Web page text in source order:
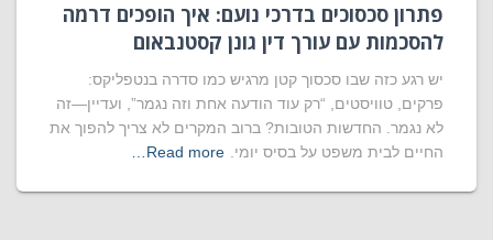
פתרון סכסוכים בדרכי נועם: איך הופכים דרמה
להסכמות עם עורך דין גונן קסטנבאום
יש רגע כזה שבו סכסוך קטן מרגיש כמו סדרה בנטפליקס:
פרקים, טוויסטים, “רק עוד הודעה אחת וזה נגמר”, ועדיין—זה
לא נגמר. החדשות הטובות? ברוב המקרים לא צריך להפוך את
החיים לבית משפט על בסיס יומי.
Read more…